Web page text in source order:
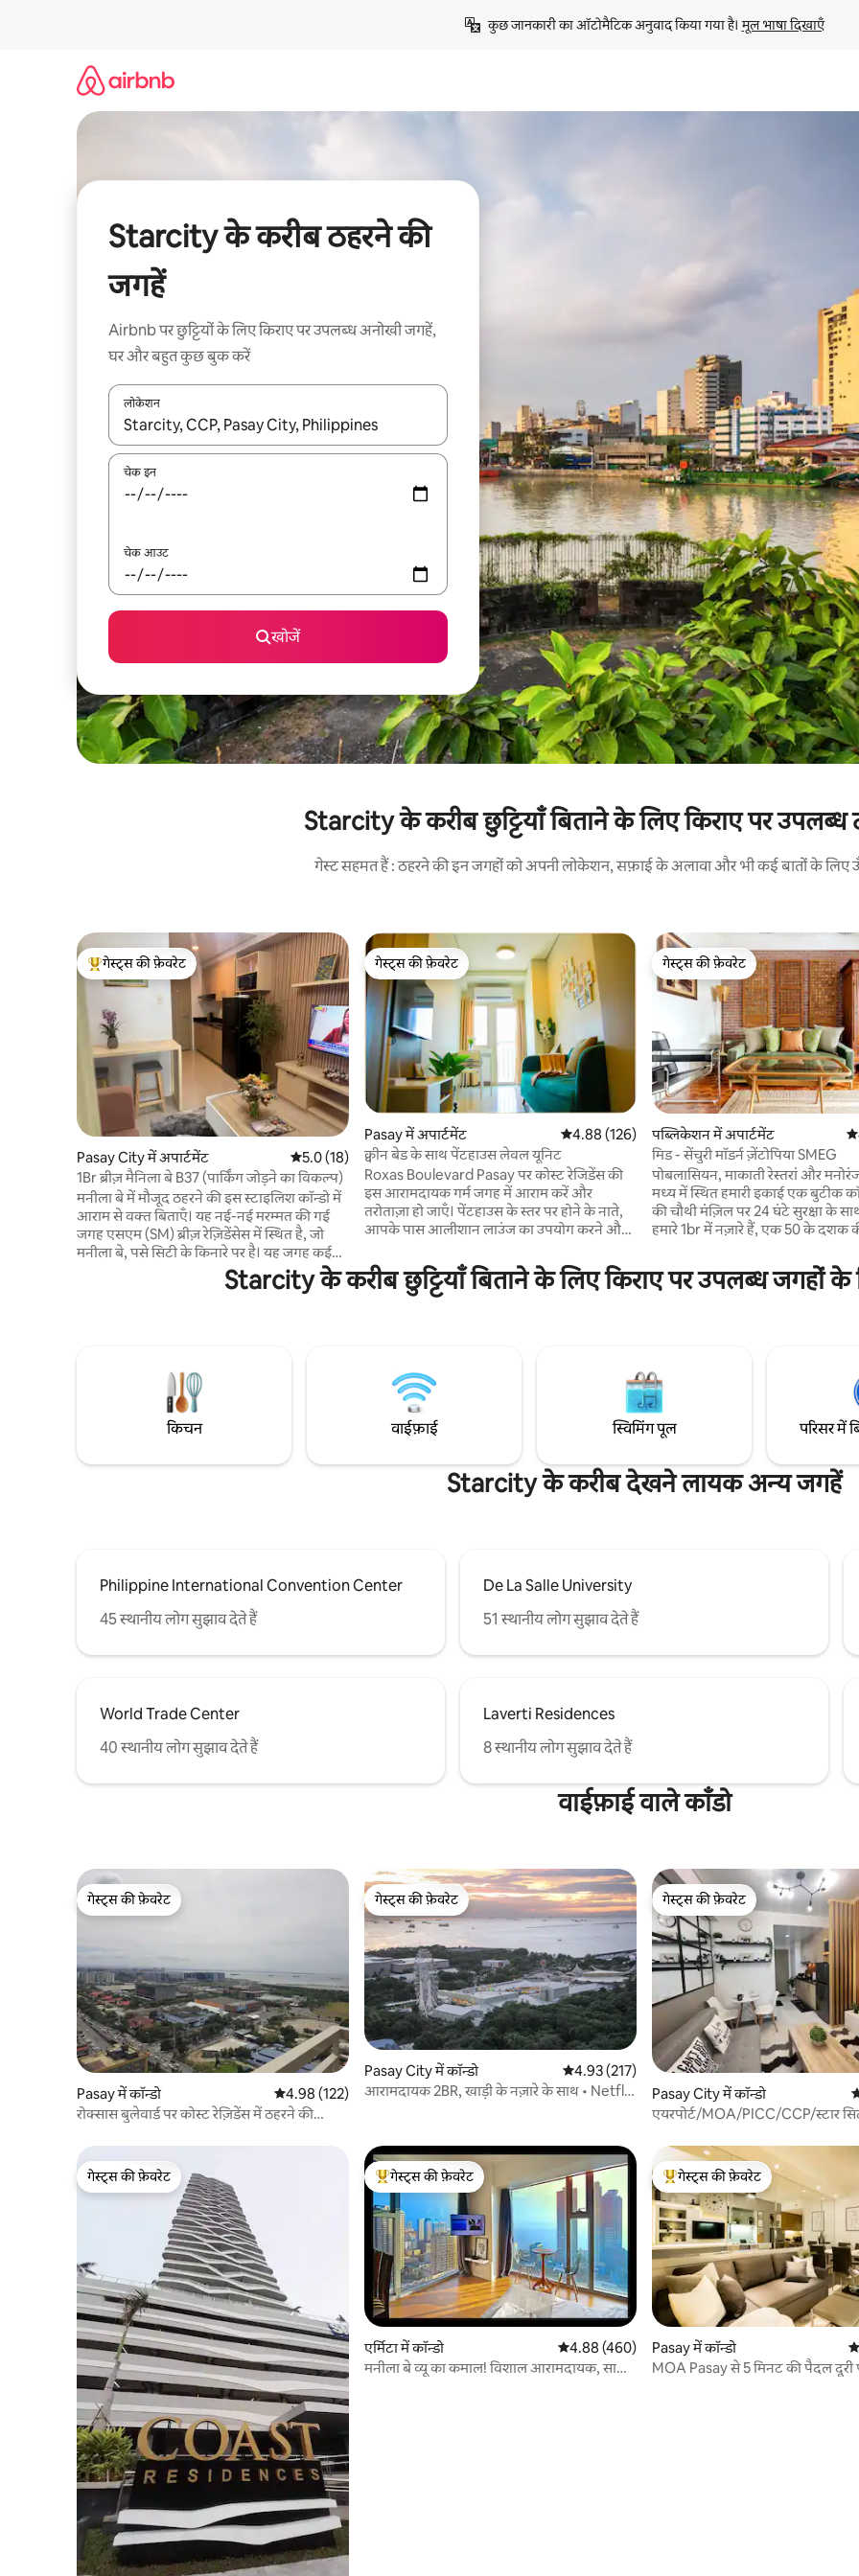
कुछ जानकारी का ऑटोमैटिक अनुवाद किया गया है। मूल भाषा दिखाएँ
Starcity के करीब ठहरने की
जगहें
Airbnb पर छुट्टियों के लिए किराए पर उपलब्ध अनोखी जगहें,
घर और बहुत कुछ बुक करें
लोकेशन
नतीजों के उपलब्ध होने पर, अप और डाउन 'ऐरो की' का इस्तेमाल करके नेविगेट करें या टच या फिर स्वाइप जेस्चर का इस्तेमाल करके एक्सप्लोर करें।
चेक इन
चेक आउट
खोजें
Starcity के करीब छुट्टियाँ बिताने के लिए किराए पर उपलब्ध
गेस्ट सहमत हैं : ठहरने की इन जगहों को अपनी लोकेशन, सफ़ाई के अलावा और भी कई बातों के लिए
गेस्ट्स का टॉप फ़ेवरेट
गेस्ट्स की फ़ेवरेट
Pasay City में अपार्टमेंट औसत रेटिंग 5 में से 5.0, 18 समीक्षाएँ
5.0 (18)
1Br ब्रीज़ मैनिला बे B37 (पार्किंग जोड़ने का विकल्प)
मनीला बे में मौजूद ठहरने की इस स्टाइलिश कॉन्डो में
आराम से वक्त बिताएँ। यह नई-नई मरम्मत की गई
जगह एसएम (SM) ब्रीज़ रेज़िडेंसेस में स्थित है, जो
मनीला बे, पसे सिटी के किनारे पर है। यह जगह कई
ऐतिहासिक स्थलों, पर्यटन आकर्षणों, इवेंट आयोजित
करने की जगहों और मॉल ऑफ़ एशिया कॉम्प्लेक्स के
की गई है और कला और संस्कृति के प्रति मेज़बान के
प्यार को दर्शाती है।
गेस्ट्स की फ़ेवरेट
गेस्ट्स की फ़ेवरेट
Pasay में अपार्टमेंट औसत रेटिंग 5 में से 4.88, 126 समीक्षाएँ
4.88 (126)
क्वीन बेड के साथ पेंटहाउस लेवल यूनिट
Roxas Boulevard Pasay पर कोस्ट रेजिडेंस की
इस आरामदायक गर्म जगह में आराम करें और
तरोताज़ा हो जाएँ। पेंटहाउस के स्तर पर होने के नाते,
आपके पास आलीशान लाउंज का उपयोग करने और
लेने का विकल्प भी होगा, जो फ़ोटो लेने के लिए एक
शानदार जगह है। पैदल चलने की दूरी के भीतर आस -
पास की जगहें हैं, स्टार सिटी फ़िलिपींस का सांस्कृतिक
गेस्ट्स की फ़ेवरेट
गेस्ट्स की फ़ेवरेट
पब्लिकेशन में अपार्टमेंट
मिड - सेंचुरी मॉडर्न ज़ेंटोपिया SMEG
पोबलासियन, माकाती रेस्तरां और
मध्य में स्थित हमारी इकाई एक बुटीक
की चौथी मंज़िल पर 24 घंटे सुरक्षा के
हमारे 1br में नज़ारे हैं, एक 50 के दशक
नेटफ़्लिक्स, 150Mbps और SMEG
सुविधाएँ हैं। आस - पास के बार, सुविधाजनक रेस्टोरेंट
Starcity के करीब छुट्टियाँ बिताने के लिए किराए पर उपलब्ध जगहों के
किचन वाईफ़ाई स्विमिंग पूल परिसर में
Starcity के करीब देखने लायक अन्य जगहें
Philippine International Convention Center
45 स्थानीय लोग सुझाव देते हैं
De La Salle University
51 स्थानीय लोग सुझाव देते हैं
World Trade Center
40 स्थानीय लोग सुझाव देते हैं
Laverti Residences
8 स्थानीय लोग सुझाव देते हैं
वाईफ़ाई वाले काँडो
गेस्ट्स की फ़ेवरेट
गेस्ट्स की फ़ेवरेट
Pasay में कॉन्डो औसत रेटिंग 5 में से 4.98, 122 समीक्षाएँ
4.98 (122)
रोक्सास बुलेवार्ड पर कोस्ट रेज़िडेंस में ठहरने की
गेस्ट्स की फ़ेवरेट
गेस्ट्स की फ़ेवरेट
Pasay City में कॉन्डो औसत रेटिंग 5 में से 4.93, 217 समीक्षाएँ
4.93 (217)
आरामदायक 2BR, खाड़ी के नज़ारे के साथ • Netflix
गेस्ट्स की फ़ेवरेट
गेस्ट्स की फ़ेवरेट
Pasay City में कॉन्डो
एयरपोर्ट/MOA/PICC/CCP/स्टार
गेस्ट्स की फ़ेवरेट
गेस्ट्स की फ़ेवरेट
गेस्ट्स का टॉप फ़ेवरेट
गेस्ट्स की फ़ेवरेट
एर्मिटा में कॉन्डो औसत रेटिंग 5 में से 4.88, 460 समीक्षाएँ
4.88 (460)
मनीला बे व्यू का कमाल! विशाल आरामदायक, साफ़
गेस्ट्स का टॉप फ़ेवरेट
गेस्ट्स की फ़ेवरेट
Pasay में कॉन्डो
MOA Pasay से 5 मिनट की पैदल